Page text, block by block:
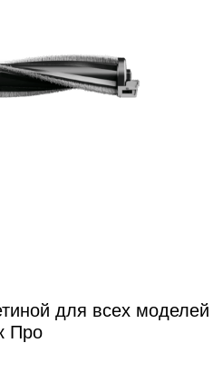
для всех моделей
Про